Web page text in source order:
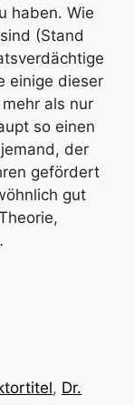
haben. Wie
(Stand
einige dieser
als nur
so einen
der
gefördert
gut
, Dr.